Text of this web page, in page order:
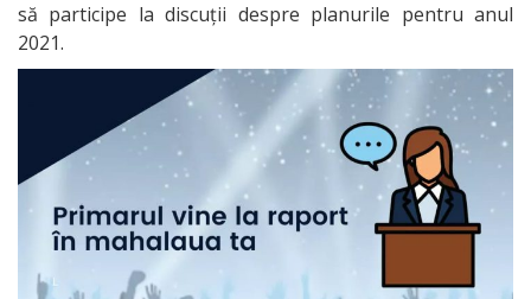
CONSILIUL
LOCAL
Lista
Consilierilor
Comisii
de
să participe la discuții despre planurile pentru anul
2021.